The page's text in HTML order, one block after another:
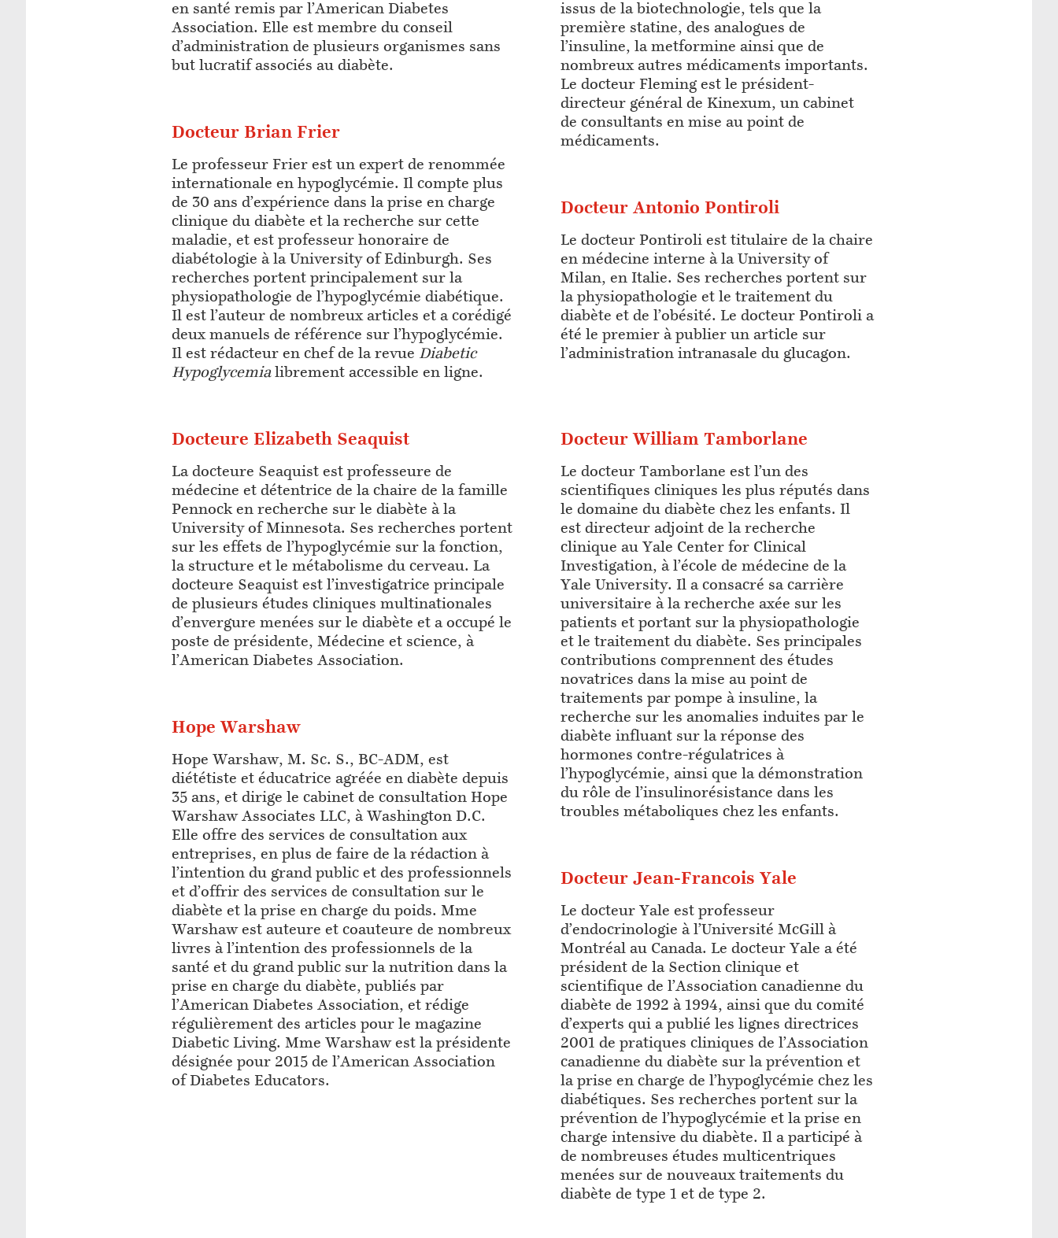
en santé remis par l’American Diabetes
Association. Elle est membre du conseil
d’administration de plusieurs organismes sans
but lucratif associés au diabète.
issus de la biotechnologie, tels que la
première statine, des analogues de
l’insuline, la metformine ainsi que de
nombreux autres médicaments importants.
Le docteur Fleming est le président-
directeur général de Kinexum, un cabinet
de consultants en mise au point de
médicaments.
Docteur Brian Frier
Le professeur Frier est un expert de renommée
internationale en hypoglycémie. Il compte plus
de 30 ans d’expérience dans la prise en charge
clinique du diabète et la recherche sur cette
maladie, et est professeur honoraire de
diabétologie à la University of Edinburgh. Ses
recherches portent principalement sur la
physiopathologie de l’hypoglycémie diabétique.
Il est l’auteur de nombreux articles et a corédigé
deux manuels de référence sur l’hypoglycémie.
Il est rédacteur en chef de la revue Diabetic
Hypoglycemialibrement accessible en ligne.
Docteur Antonio Pontiroli
Le docteur Pontiroli est titulaire de la chaire
en médecine interne à la University of
Milan, en Italie. Ses recherches portent sur
la physiopathologie et le traitement du
diabète et de l’obésité. Le docteur Pontiroli a
été le premier à publier un article sur
l’administration intranasale du glucagon.
Docteure Elizabeth Seaquist
La docteure Seaquist est professeure de
médecine et détentrice de la chaire de la famille
Pennock en recherche sur le diabète à la
University of Minnesota. Ses recherches portent
sur les effets de l’hypoglycémie sur la fonction,
la structure et le métabolisme du cerveau. La
docteure Seaquist est l’investigatrice principale
de plusieurs études cliniques multinationales
d’envergure menées sur le diabète et a occupé le
poste de présidente, Médecine et science, à
l’American Diabetes Association.
Docteur William Tamborlane
Le docteur Tamborlane est l’un des
scientifiques cliniques les plus réputés dans
le domaine du diabète chez les enfants. Il
est directeur adjoint de la recherche
clinique au Yale Center for Clinical
Investigation, à l’école de médecine de la
Yale University. Il a consacré sa carrière
universitaire à la recherche axée sur les
patients et portant sur la physiopathologie
et le traitement du diabète. Ses principales
contributions comprennent des études
novatrices dans la mise au point de
traitements par pompe à insuline, la
recherche sur les anomalies induites par le
diabète influant sur la réponse des
hormones contre-régulatrices à
l’hypoglycémie, ainsi que la démonstration
du rôle de l’insulinorésistance dans les
troubles métaboliques chez les enfants.
Hope Warshaw
Hope Warshaw, M. Sc. S., BC-ADM, est
diététiste et éducatrice agréée en diabète depuis
35 ans, et dirige le cabinet de consultation Hope
Warshaw Associates LLC, à Washington D.C.
Elle offre des services de consultation aux
entreprises, en plus de faire de la rédaction à
l’intention du grand public et des professionnels
et d’offrir des services de consultation sur le
diabète et la prise en charge du poids. Mme
Warshaw est auteure et coauteure de nombreux
livres à l’intention des professionnels de la
santé et du grand public sur la nutrition dans la
prise en charge du diabète, publiés par
l’American Diabetes Association, et rédige
régulièrement des articles pour le magazine
Diabetic Living. Mme Warshaw est la présidente
désignée pour 2015 de l’American Association
of Diabetes Educators.
Docteur Jean-Francois Yale
Le docteur Yale est professeur
d’endocrinologie à l’Université McGill à
Montréal au Canada. Le docteur Yale a été
président de la Section clinique et
scientifique de l’Association canadienne du
diabète de 1992 à 1994, ainsi que du comité
d’experts qui a publié les lignes directrices
2001 de pratiques cliniques de l’Association
canadienne du diabète sur la prévention et
la prise en charge de l’hypoglycémie chez les
diabétiques. Ses recherches portent sur la
prévention de l’hypoglycémie et la prise en
charge intensive du diabète. Il a participé à
de nombreuses études multicentriques
menées sur de nouveaux traitements du
diabète de type 1 et de type 2.